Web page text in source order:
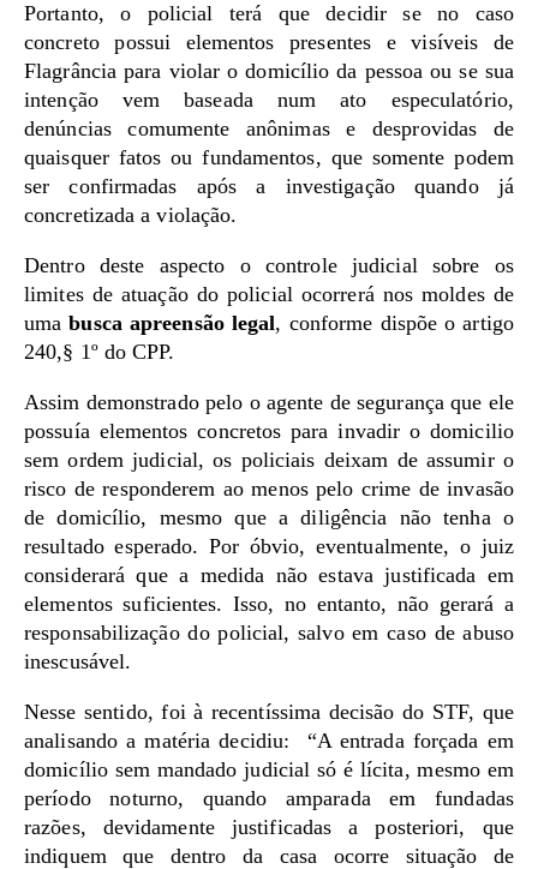
Portanto, o policial terá que decidir se no caso
concreto possui elementos presentes e visíveis de
Flagrância para violar o domicílio da pessoa ou se sua
intenção vem baseada num ato especulatório,
denúncias comumente anônimas e desprovidas de
quaisquer fatos ou fundamentos, que somente podem
ser confirmadas após a investigação quando já
concretizada a violação.
Dentro deste aspecto o controle judicial sobre os
limites de atuação do policial ocorrerá nos moldes de
umabusca apreensão legal, conforme dispõe o artigo
240,§ 1º do CPP.
Assim demonstrado pelo o agente de segurança que ele
possuía elementos concretos para invadir o domicilio
sem ordem judicial, os policiais deixam de assumir o
risco de responderem ao menos pelo crime de invasão
de domicílio, mesmo que a diligência não tenha o
resultado esperado. Por óbvio, eventualmente, o juiz
considerará que a medida não estava justificada em
elementos suficientes. Isso, no entanto, não gerará a
responsabilização do policial, salvo em caso de abuso
inescusável.
Nesse sentido, foi à recentíssima decisão do STF, que
analisando a matéria decidiu: “A entrada forçada em
domicílio sem mandado judicial só é lícita, mesmo em
período noturno, quando amparada em fundadas
razões, devidamente justificadas a posteriori, que
indiquem que dentro da casa ocorre situação de